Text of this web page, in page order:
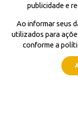
publicidade e
Ao informar seus
utilizados para
conforme a